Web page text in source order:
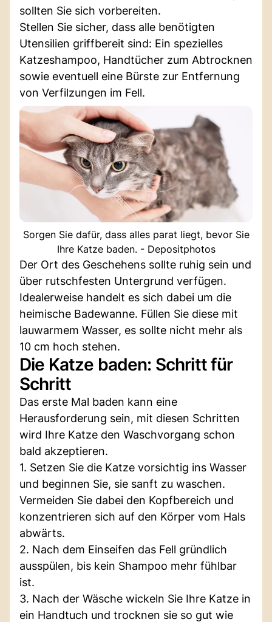
sollten Sie sich vorbereiten.
Stellen Sie sicher, dass alle benötigten
Utensilien griffbereit sind: Ein spezielles
Katzeshampoo, Handtücher zum Abtrocknen
sowie eventuell eine Bürste zur Entfernung
von Verfilzungen im Fell.
Sorgen Sie dafür, dass alles parat liegt, bevor Sie
Ihre Katze baden. - Depositphotos
Der Ort des Geschehens sollte ruhig sein und
über rutschfesten Untergrund verfügen.
Idealerweise handelt es sich dabei um die
heimische Badewanne. Füllen Sie diese mit
lauwarmem Wasser, es sollte nicht mehr als
10 cm hoch stehen.
Die Katze baden: Schritt für
Schritt
Das erste Mal baden kann eine
Herausforderung sein, mit diesen Schritten
wird Ihre Katze den Waschvorgang schon
bald akzeptieren.
1. Setzen Sie die Katze vorsichtig ins Wasser
und beginnen Sie, sie sanft zu waschen.
Vermeiden Sie dabei den Kopfbereich und
konzentrieren sich auf den Körper vom Hals
abwärts.
2. Nach dem Einseifen das Fell gründlich
ausspülen, bis kein Shampoo mehr fühlbar
ist.
3. Nach der Wäsche wickeln Sie Ihre Katze in
ein Handtuch und trocknen sie so gut wie